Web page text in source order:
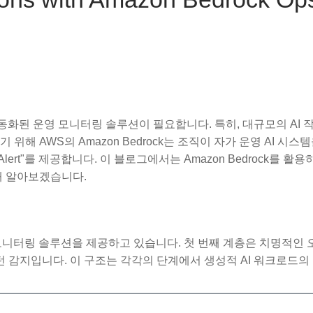
된 운영 모니터링 솔루션이 필요합니다. 특히, 대규모의 AI
위해 AWS의 Amazon Bedrock는 조직이 자가 운영 AI 시스
를 제공합니다. 이 블로그에서는 Amazon Bedrock를 활용
알아보겠습니다.
터링 솔루션을 제공하고 있습니다. 첫 번째 계층은 치명적인
지입니다. 이 구조는 각각의 단계에서 생성적 AI 워크로드의